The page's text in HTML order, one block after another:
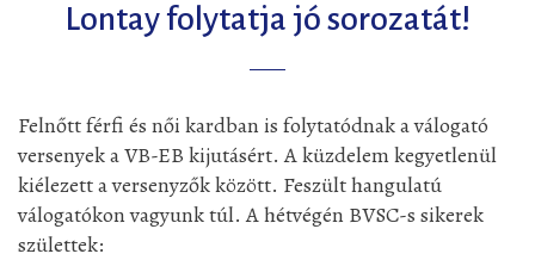
Lontay folytatja jó sorozatát!
Felnőtt férfi és női kardban is folytatódnak a válogató
versenyek a VB-EB kijutásért. A küzdelem kegyetlenül
kiélezett a versenyzők között. Feszült hangulatú
válogatókon vagyunk túl. A hétvégén BVSC-s sikerek
születtek: